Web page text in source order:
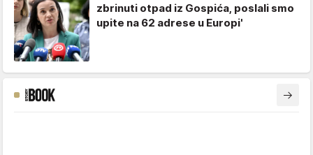
zbrinuti otpad iz Gospića, poslali smo
upite na 62 adrese u Europi'